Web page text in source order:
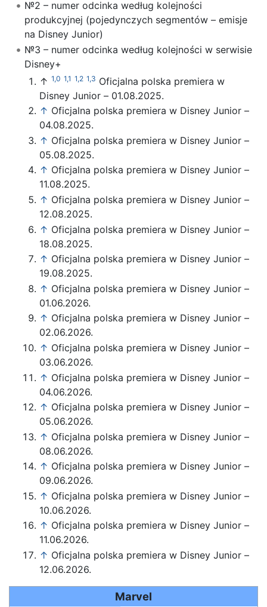
№2 – numer odcinka według kolejności
produkcyjnej (pojedynczych segmentów – emisje
na Disney Junior)
№3 – numer odcinka według kolejności w serwisie
Disney+
↑1,0 1,1 1,2 1,3 Oficjalna polska premiera w
Disney Junior – 01.08.2025.
↑ Oficjalna polska premiera w Disney Junior –
04.08.2025.
↑ Oficjalna polska premiera w Disney Junior –
05.08.2025.
↑ Oficjalna polska premiera w Disney Junior –
11.08.2025.
↑ Oficjalna polska premiera w Disney Junior –
12.08.2025.
↑ Oficjalna polska premiera w Disney Junior –
18.08.2025.
↑ Oficjalna polska premiera w Disney Junior –
19.08.2025.
↑ Oficjalna polska premiera w Disney Junior –
01.06.2026.
↑ Oficjalna polska premiera w Disney Junior –
02.06.2026.
↑ Oficjalna polska premiera w Disney Junior –
03.06.2026.
↑ Oficjalna polska premiera w Disney Junior –
04.06.2026.
↑ Oficjalna polska premiera w Disney Junior –
05.06.2026.
↑ Oficjalna polska premiera w Disney Junior –
08.06.2026.
↑ Oficjalna polska premiera w Disney Junior –
09.06.2026.
↑ Oficjalna polska premiera w Disney Junior –
10.06.2026.
↑ Oficjalna polska premiera w Disney Junior –
11.06.2026.
↑ Oficjalna polska premiera w Disney Junior –
12.06.2026.
Marvel